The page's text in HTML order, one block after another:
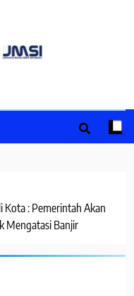
Kota : Pemerintah Akan
Mengatasi Banjir